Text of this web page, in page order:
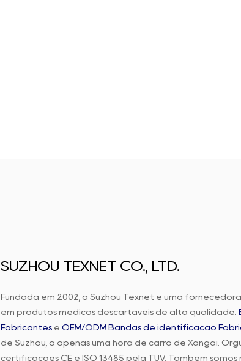
SUZHOU TEXNET CO., LTD.
Fundada em 2002, a Suzhou Texnet é uma
em produtos médicos descartáveis de alta qualidade.
Fabricantese OEM/ODM Bandas de identificação
de Suzhou, a apenas uma hora de carro de Xangai.
certificações CE e ISO 13485 pela TUV. Também somos